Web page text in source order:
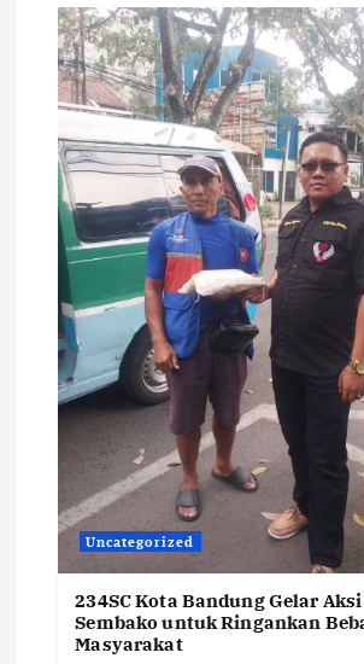
Uncategorized
234SC Kota Bandung Gelar
Sembako untuk Ringankan
Masyarakat